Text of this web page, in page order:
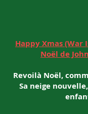
Happy Xmas (War
Noël de
Revoilà Noël,
Sa neige